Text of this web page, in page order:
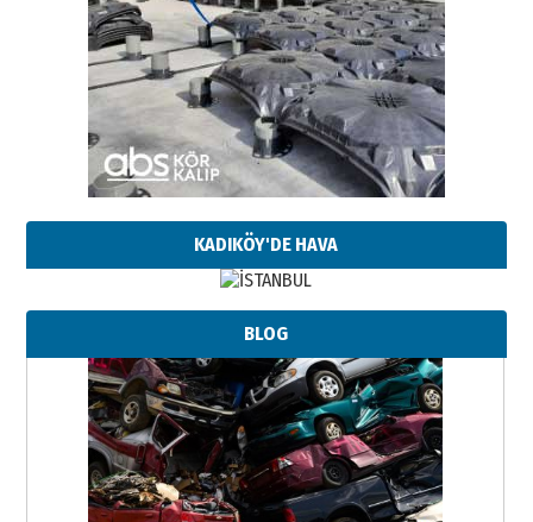
KADIKÖY'DE HAVA
BLOG
Neşat YALÇIN
Paranın Aile Kültüründeki Yeri
03 Ağustos 2026 Pazartesi
Yıldırım Gündoğdu